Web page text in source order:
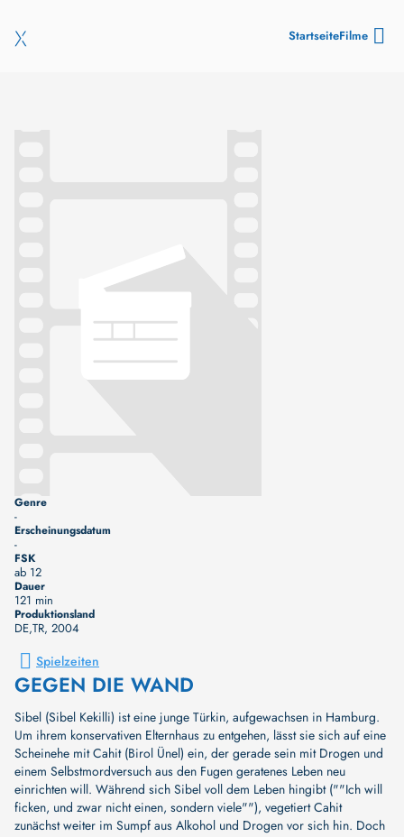
StartseiteFilme
Genre
-
Erscheinungsdatum
-
FSK
ab 12
Dauer
121 min
Produktionsland
DE,TR, 2004
Spielzeiten
GEGEN DIE WAND
Sibel (Sibel Kekilli) ist eine junge Türkin, aufgewachsen in Hamburg.
Um ihrem konservativen Elternhaus zu entgehen, lässt sie sich auf eine
Scheinehe mit Cahit (Birol Ünel) ein, der gerade sein mit Drogen und
einem Selbstmordversuch aus den Fugen geratenes Leben neu
einrichten will. Während sich Sibel voll dem Leben hingibt (""Ich will
ficken, und zwar nicht einen, sondern viele""), vegetiert Cahit
zunächst weiter im Sumpf aus Alkohol und Drogen vor sich hin. Doch